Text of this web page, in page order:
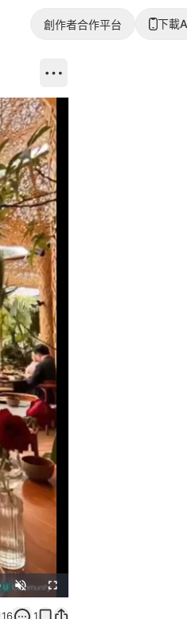
創作者合作平台 下載
Unmute Fullscreen
16 1